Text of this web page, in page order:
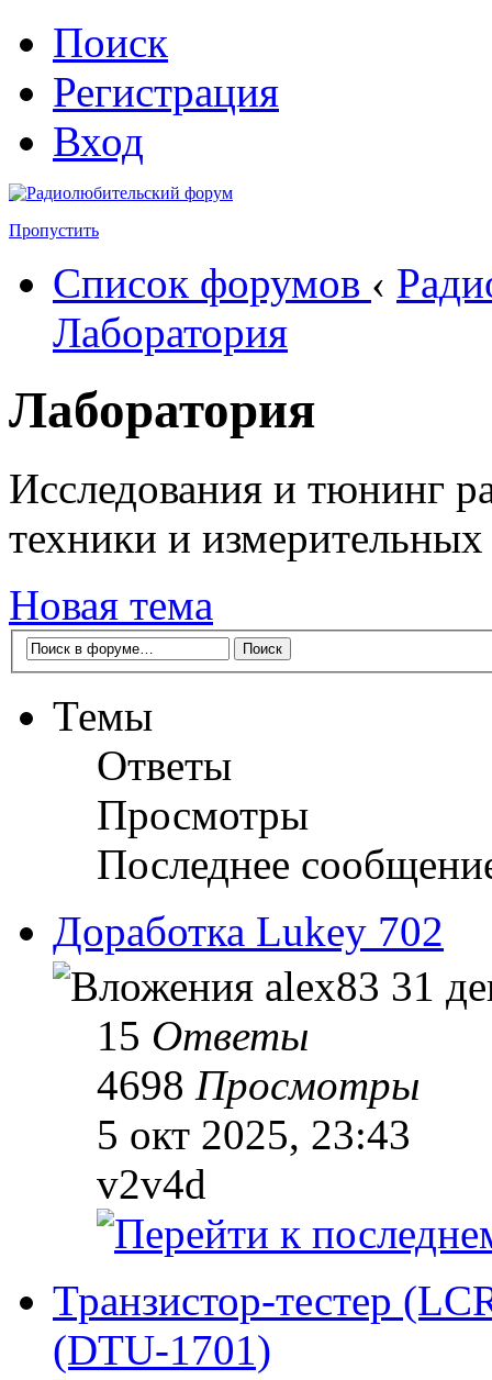
Поиск
Регистрация
Вход
Пропустить
Список форумов ‹
Лаборатория
Лаборатория
Исследования и тюнинг
техники и
Новая тема
Темы
Ответы
Просмотры
Последнее
Доработка Lukey 702
alex83 31
15 Ответы
4698 Просмотры
5 окт 2025, 23:43
v2v4d
Транзистор-тестер
(DTU-1701)